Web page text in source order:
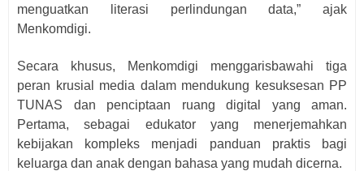
menguatkan literasi perlindungan data,” ajak
Menkomdigi.
Secara khusus, Menkomdigi menggarisbawahi tiga
peran krusial media dalam mendukung kesuksesan PP
TUNAS dan penciptaan ruang digital yang aman.
Pertama, sebagai edukator yang menerjemahkan
kebijakan kompleks menjadi panduan praktis bagi
keluarga dan anak dengan bahasa yang mudah dicerna.